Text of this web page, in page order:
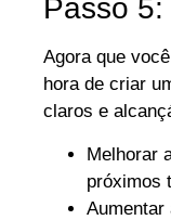
Passo
Agora que
hora de criar
claros e
Melhorar
próximos
Aumentar